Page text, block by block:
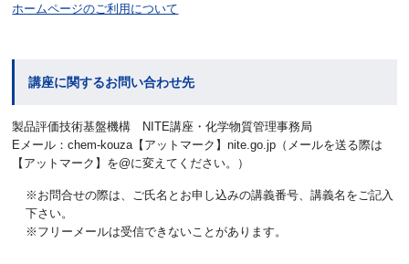
ホームページのご利用について
講座に関するお問い合わせ先
製品評価技術基盤機構 NITE講座・化学物質管理事務局
Eメール：chem-kouza【アットマーク】nite.go.jp（メールを送る際は
【アットマーク】を@に変えてください。）
※お問合せの際は、ご氏名とお申し込みの講義番号、講義名をご記入
下さい。
※フリーメールは受信できないことがあります。